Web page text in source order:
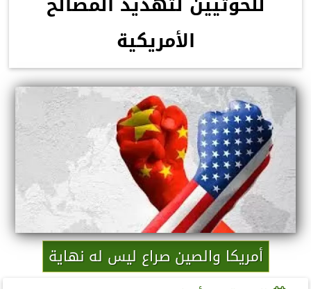
الأمريكية
أمريكا والصين صراع ليس له نهاية